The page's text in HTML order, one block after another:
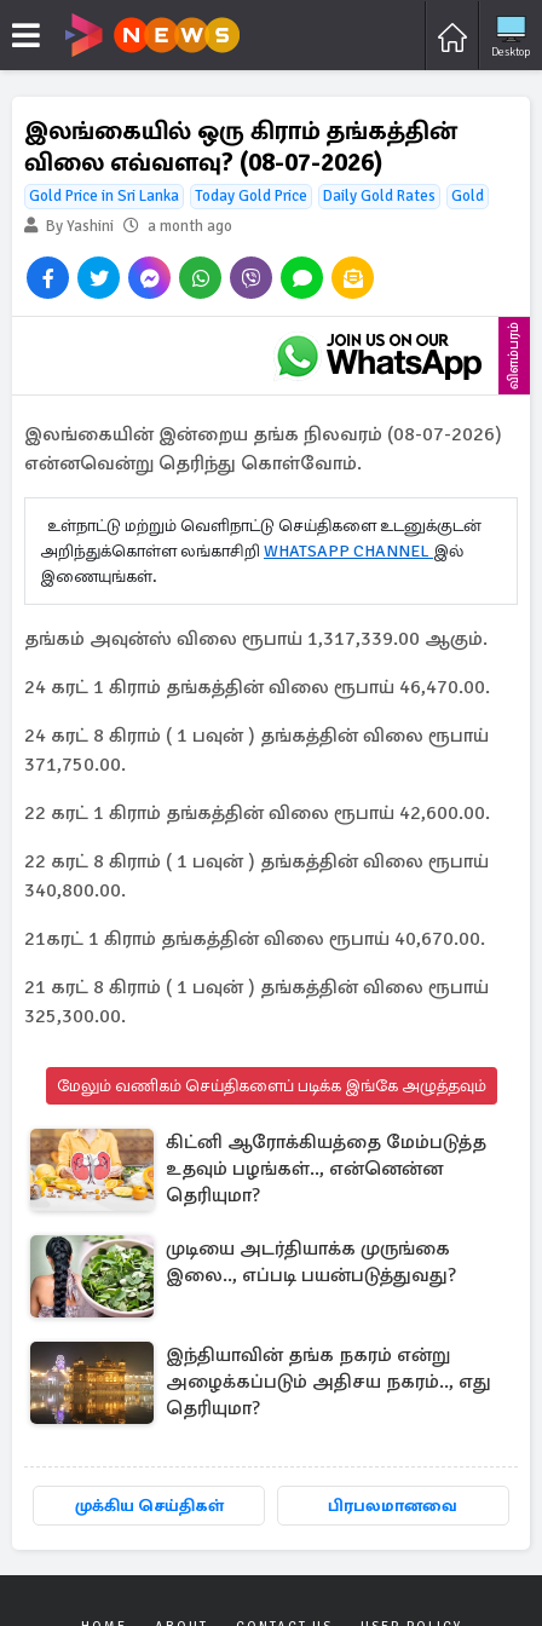
Desktop
இலங்கையில் ஒரு கிராம் தங்கத்தின்
விலை எவ்வளவு? (08-07-2026)
Gold Price in Sri Lanka Today Gold Price Daily Gold Rates
Gold
By Yashini
a month ago
விளம்பரம்
இலங்கையின் இன்றைய தங்க நிலவரம் (08-07-2026)
என்னவென்று தெரிந்து கொள்வோம்.
உள்நாட்டு மற்றும் வெளிநாட்டு செய்திகளை உடனுக்குடன்
அறிந்துக்கொள்ள லங்காசிறி WHATSAPP CHANNEL இல்
இணையுங்கள்.
தங்கம் அவுன்ஸ் விலை ரூபாய் 1,317,339.00 ஆகும்.
24 கரட் 1 கிராம் தங்கத்தின் விலை ரூபாய் 46,470.00.
24 கரட் 8 கிராம் ( 1 பவுன் ) தங்கத்தின் விலை ரூபாய்
371,750.00.
22 கரட் 1 கிராம் தங்கத்தின் விலை ரூபாய் 42,600.00.
22 கரட் 8 கிராம் ( 1 பவுன் ) தங்கத்தின் விலை ரூபாய்
340,800.00.
21கரட் 1 கிராம் தங்கத்தின் விலை ரூபாய் 40,670.00.
21 கரட் 8 கிராம் ( 1 பவுன் ) தங்கத்தின் விலை ரூபாய்
325,300.00.
மேலும் வணிகம் செய்திகளைப் படிக்க இங்கே அழுத்தவும்
கிட்னி ஆரோக்கியத்தை மேம்படுத்த
உதவும் பழங்கள்.., என்னென்ன
தெரியுமா?
முடியை அடர்தியாக்க முருங்கை
இலை.., எப்படி பயன்படுத்துவது?
இந்தியாவின் தங்க நகரம் என்று
அழைக்கப்படும் அதிசய நகரம்.., எது
தெரியுமா?
முக்கிய செய்திகள் பிரபலமானவை